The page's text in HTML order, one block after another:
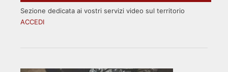
Sezione dedicata ai vostri servizi video sul territorio
ACCEDI